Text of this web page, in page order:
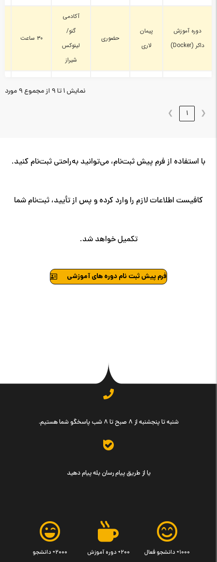
دوره آموزش
داکر (Docker)
پیمان
لاری
حضوری
آکادمی
گنو/
لینوکس
شیراز
۳۰ ساعت
نمایش 1 تا 9 از مجموع 9 مورد
❮
1
❯
با استفاده از فرم پیش ثبت‌نام، می‌توانید به‌راحتی ثبت‌نام کنید.
کافیست اطلاعات لازم را وارد کرده و پس از تأیید، ثبت‌نام شما
تکمیل خواهد شد.
فرم پیش ثبت نام دوره های آموزشی
شنبه تا پنجشنبه از ۸ صبح تا ۸ شب پاسخگو شما هستیم.
یا از طریق پیام رسان بله پیام دهید
۱۰۰۰+ دانشجو فعال
۲۰۰+ دوره آموزش
۲۰۰۰+ دانشجو